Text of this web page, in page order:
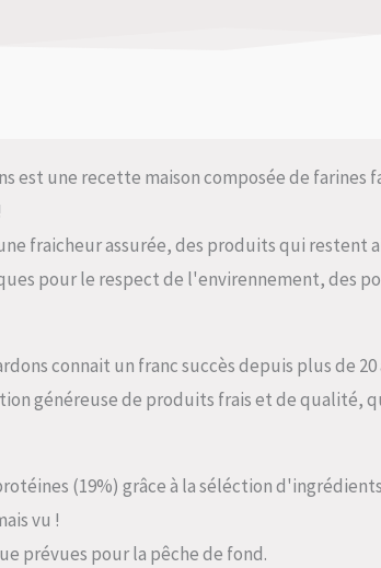
est une recette maison composée de farines
fraicheur assurée, des produits qui restent
pour le respect de l'envirennement, des
connait un franc succès depuis plus de 20
généreuse de produits frais et de qualité,
(19%) grâce à la séléction
vu !
prévues pour la pêche de fond.